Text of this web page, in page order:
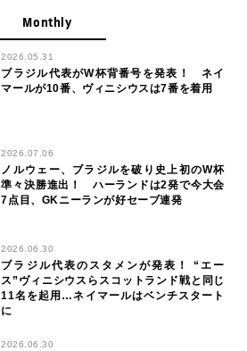
Monthly
2026.05.31
ブラジル代表がW杯背番号を発表！ ネイ
マールが10番、ヴィニシウスは7番を着用
2026.07.06
ノルウェー、ブラジルを破り史上初のW杯
準々決勝進出！ ハーランドは2発で今大会
7点目、GKニーランが好セーブ連発
2026.06.30
ブラジル代表のスタメンが発表！ “エー
ス”ヴィニシウスらスコットランド戦と同じ
11名を起用…ネイマールはベンチスタート
に
2026.06.30